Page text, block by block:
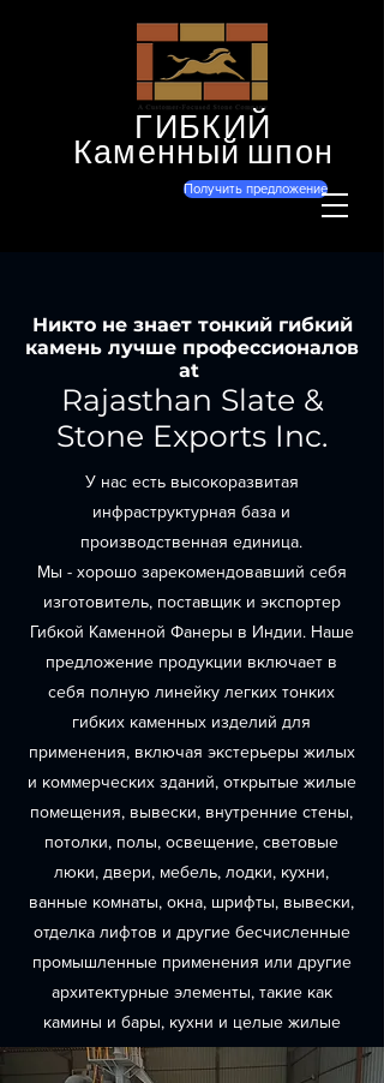
ГИБКИЙ
Каменный шпон
Получить предложение
Никто не знает тонкий гибкий
камень лучше профессионалов
at
Rajasthan Slate &
Stone Exports Inc.
У нас есть высокоразвитая
инфраструктурная база и
производственная единица.
Мы - хорошо зарекомендовавший себя
изготовитель, поставщик и экспортер
Гибкой Каменной Фанеры в Индии. Наше
предложение продукции включает в
себя полную линейку легких тонких
гибких каменных изделий для
применения, включая экстерьеры жилых
и коммерческих зданий, открытые жилые
помещения, вывески, внутренние стены,
потолки, полы, освещение, световые
люки, двери, мебель, лодки, кухни,
ванные комнаты, окна, шрифты, вывески,
отделка лифтов и другие бесчисленные
промышленные применения или другие
архитектурные элементы, такие как
камины и бары, кухни и целые жилые
помещения.